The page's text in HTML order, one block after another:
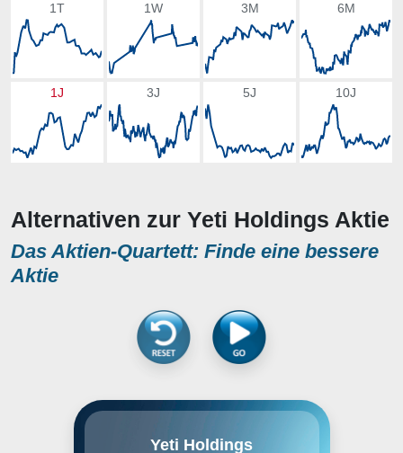
1T 1W 3M 6M
1J 3J 5J 10J
Alternativen zur Yeti Holdings Aktie
Das Aktien-Quartett: Finde eine bessere
Aktie
Yeti Holdings
design, marketing, and